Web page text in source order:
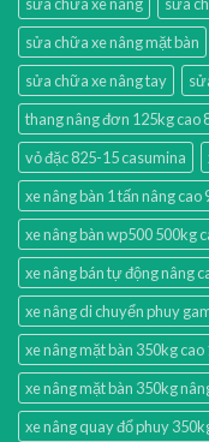
sửa chữa xe nâng
sửa
sửa chữa xe nâng mặt bàn
sửa chữa xe nâng tay
thang nâng đơn 125kg cao
vỏ đặc 825-15 casumina
xe nâng bàn 1 tấn nâng cao
xe nâng bàn wp500 500kg
xe nâng bán tự động nâng
xe nâng di chuyển phuy
xe nâng mặt bàn 350kg cao
xe nâng mặt bàn 350kg
xe nâng quay đổ phuy